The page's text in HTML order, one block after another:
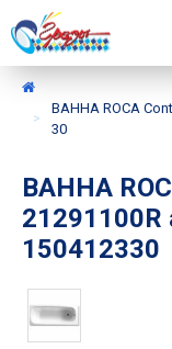
ВАННА ROCA
30
ВАННА
150412330